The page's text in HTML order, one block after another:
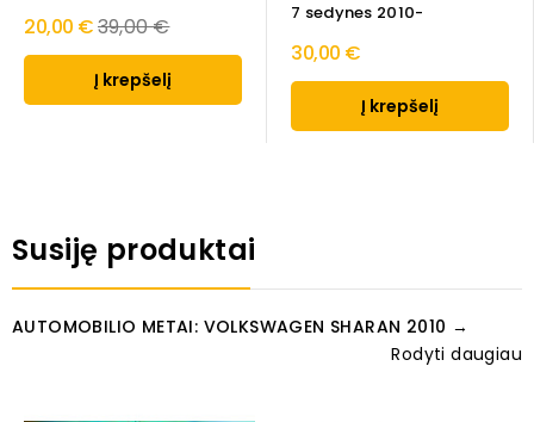
20,00 €Regular
price
39,00 €
Į krepšelį
7 sedynes 2010-
30,00 €
Į krepšelį
Susiję produktai
AUTOMOBILIO METAI: VOLKSWAGEN SHARAN 2010 →
Rodyti daugiau